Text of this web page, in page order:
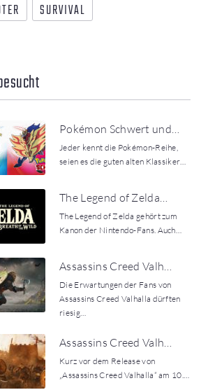
SURVIVAL
Pokémon Schwert und…
Jeder kennt die Pokémon-Reihe,
seien es die guten alten Klassiker…
The Legend of Zelda…
The Legend of Zelda gehört zum
Kanon der Nintendo-Fans. Auch…
Assassins Creed Valh…
Die Erwartungen der Fans von
Assassins Creed Valhalla dürften
riesig…
Assassins Creed Valh…
Kurz vor dem Release von
„Assassins Creed Valhalla“ am 10.…